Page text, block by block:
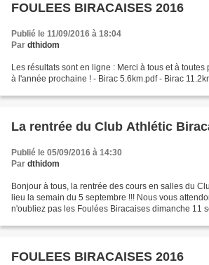
FOULEES BIRACAISES 2016
Publié le 11/09/2016 à 18:04
Par dthidom
Les résultats sont en ligne : Merci à tous et à
à l'année prochaine ! - Birac 5.6km.pdf -
La rentrée du Club Athlétic
Publié le 05/09/2016 à 14:30
Par dthidom
Bonjour à tous, la rentrée des cours en salles du
lieu la semain du 5 septembre !!! Nous vous
n'oubliez pas les Foulées Biracaises dimanche 11
FOULEES BIRACAISES 2016